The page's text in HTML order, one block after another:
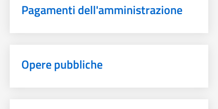
Pagamenti dell'amministrazione
Opere pubbliche